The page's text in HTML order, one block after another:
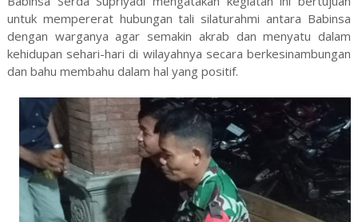
untuk mempererat hubungan tali silaturahmi antara Babinsa
dengan warganya agar semakin akrab dan menyatu dalam
kehidupan sehari-hari di wilayahnya secara berkesinambungan
dan bahu membahu dalam hal yang positif.